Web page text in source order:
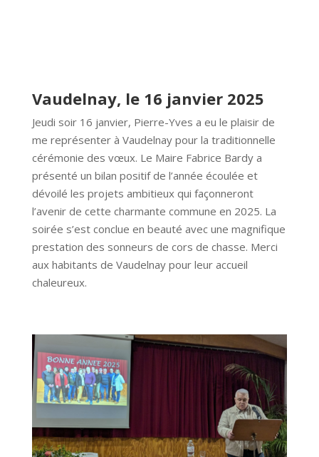
Vaudelnay, le 16 janvier 2025
Jeudi soir 16 janvier, Pierre-Yves a eu le plaisir de
me représenter à Vaudelnay pour la traditionnelle
cérémonie des vœux. Le Maire Fabrice Bardy a
présenté un bilan positif de l’année écoulée et
dévoilé les projets ambitieux qui façonneront
l’avenir de cette charmante commune en 2025. La
soirée s’est conclue en beauté avec une magnifique
prestation des sonneurs de cors de chasse. Merci
aux habitants de Vaudelnay pour leur accueil
chaleureux.